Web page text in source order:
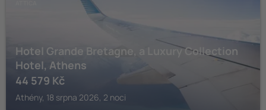
Hotel Grande Bretagne, a Luxury Collection
Hotel, Athens
44 579 Kč
Athény, 18 srpna 2026, 2 noci